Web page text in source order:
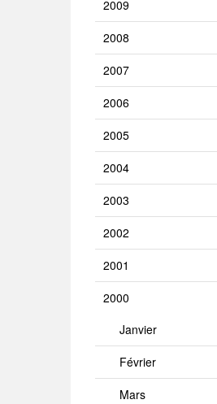
2009
2008
2007
2006
2005
2004
2003
2002
2001
2000
Janvier
Février
Mars